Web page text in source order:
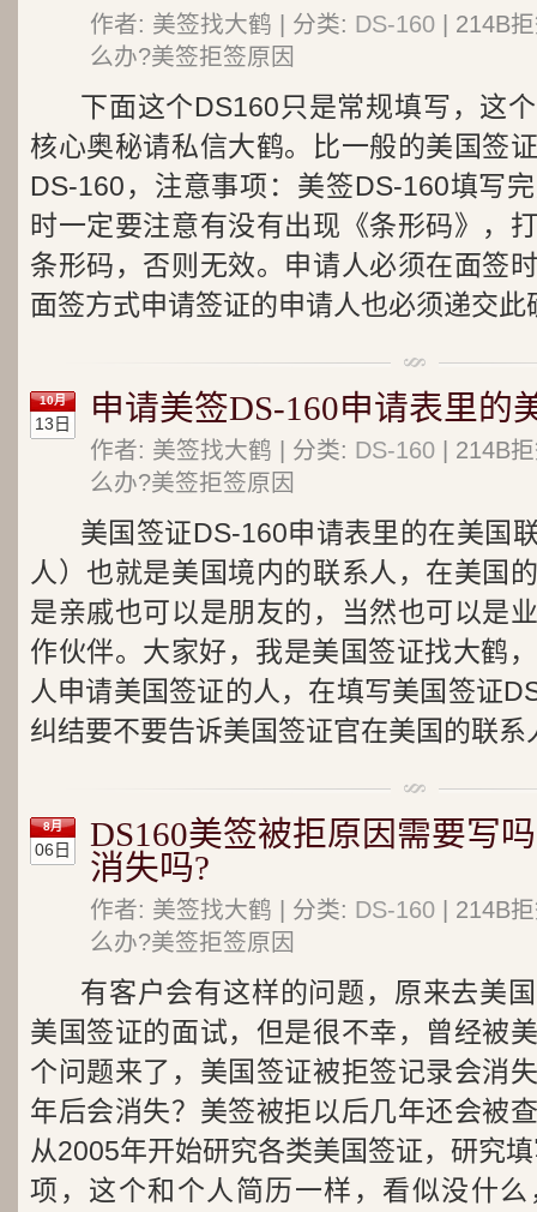
作者: 美签找大鹤 | 分类: DS-160 | 214B
么办?美签拒签原因
下面这个DS160只是常规填写，这
核心奥秘请私信大鹤。比一般的美国签
DS-160，注意事项：美签DS-160填写
时一定要注意有没有出现《条形码》，
条形码，否则无效。申请人必须在面签
面签方式申请签证的申请人也必须递交此
10月
13日 申请美签DS-160申请表里的
作者: 美签找大鹤 | 分类: DS-160 | 214B
么办?美签拒签原因
美国签证DS-160申请表里的在美国
人）也就是美国境内的联系人，在美国
是亲戚也可以是朋友的，当然也可以是
作伙伴。大家好，我是美国签证找大鹤
人申请美国签证的人，在填写美国签证
纠结要不要告诉美国签证官在美国的联
8月
06日
DS160美签被拒原因需要写
消失吗?
作者: 美签找大鹤 | 分类: DS-160 | 214B
么办?美签拒签原因
有客户会有这样的问题，原来去美
美国签证的面试，但是很不幸，曾经被
个问题来了，美国签证被拒签记录会消
年后会消失？美签被拒以后几年还会被
从2005年开始研究各类美国签证，研究
项，这个和个人简历一样，看似没什